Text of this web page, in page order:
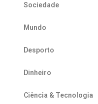
Sociedade
Mundo
Desporto
Dinheiro
Ciência & Tecnologia